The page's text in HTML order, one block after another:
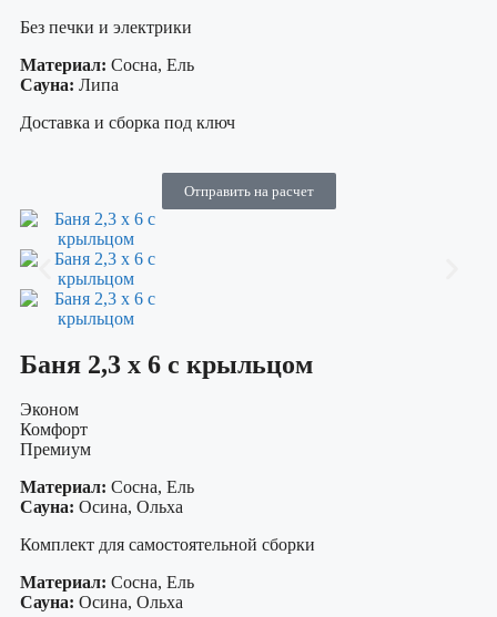
Без печки и электрики
Материал: Сосна, Ель
Сауна: Липа
Доставка и сборка под ключ
Отправить на расчет
Баня 2,3 x 6 с крыльцом
Эконом
Комфорт
Премиум
Материал: Сосна, Ель
Сауна: Осина, Ольха
Комплект для самостоятельной сборки
Материал: Сосна, Ель
Сауна: Осина, Ольха